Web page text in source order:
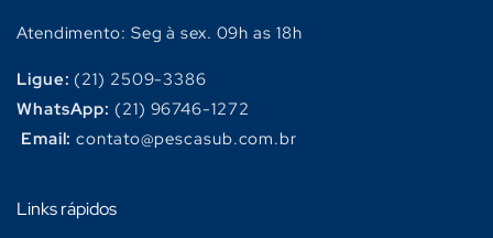
Atendimento: Seg à sex. 09h as 18h
Ligue: (21) 2509-3386
WhatsApp: (21) 96746-1272
Email: contato@pescasub.com.br
Links rápidos